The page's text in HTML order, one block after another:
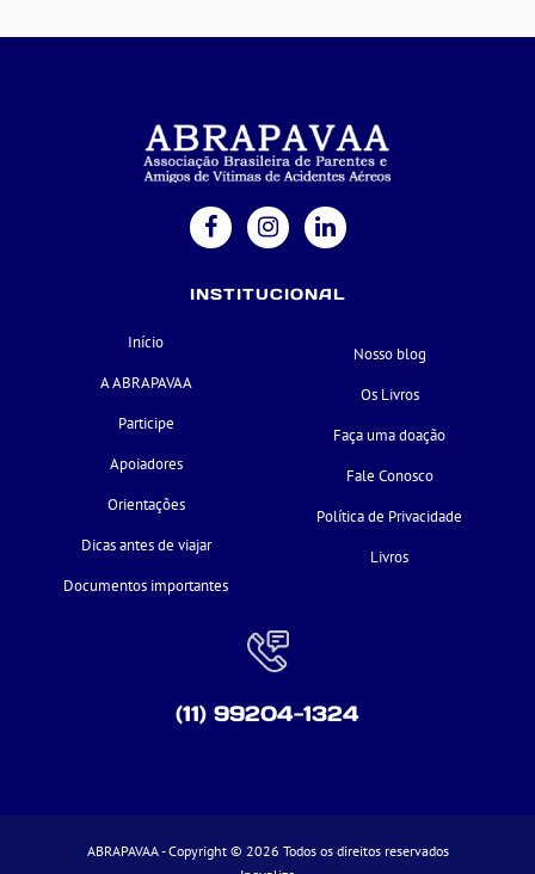
INSTITUCIONAL
Início
A ABRAPAVAA
Participe
Apoiadores
Orientações
Dicas antes de viajar
Documentos importantes
Nosso blog
Os Livros
Faça uma doação
Fale Conosco
Política de Privacidade
Livros
(11) 99204-1324
ABRAPAVAA - Copyright © 2026 Todos os direitos reservados